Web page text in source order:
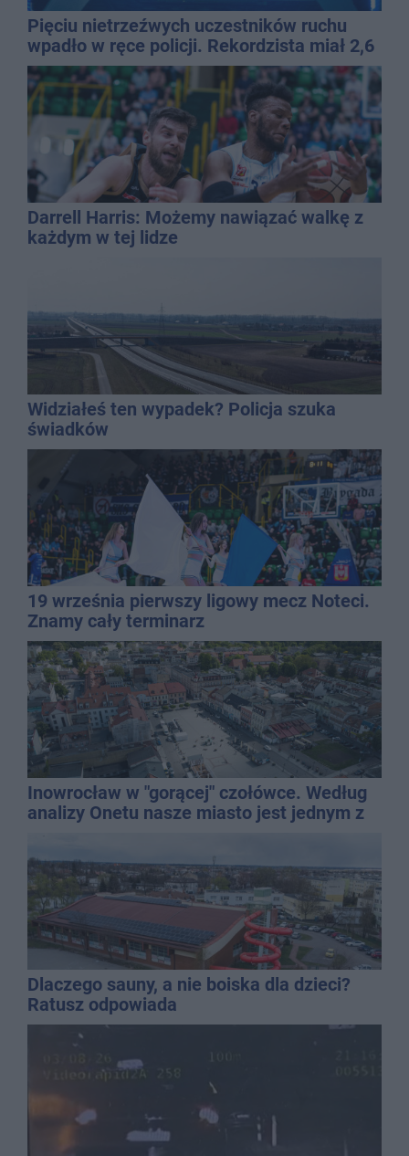
Pięciu nietrzeźwych uczestników ruchu
wpadło w ręce policji. Rekordzista miał 2,6
promila
Darrell Harris: Możemy nawiązać walkę z
każdym w tej lidze
Widziałeś ten wypadek? Policja szuka
świadków
19 września pierwszy ligowy mecz Noteci.
Znamy cały terminarz
Inowrocław w "gorącej" czołówce. Według
analizy Onetu nasze miasto jest jednym z
Dlaczego sauny, a nie boiska dla dzieci?
Ratusz odpowiada